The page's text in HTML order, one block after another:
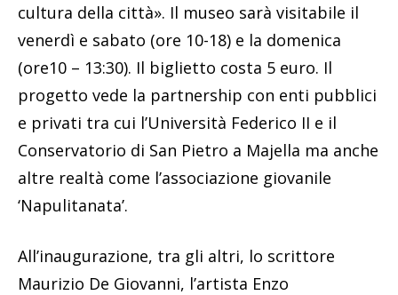
cultura della città». Il museo sarà visitabile il
venerdì e sabato (ore 10-18) e la domenica
(ore10 – 13:30). Il biglietto costa 5 euro. Il
progetto vede la partnership con enti pubblici
e privati tra cui l’Università Federico II e il
Conservatorio di San Pietro a Majella ma anche
altre realtà come l’associazione giovanile
‘Napulitanata’.
All’inaugurazione, tra gli altri, lo scrittore
Maurizio De Giovanni, l’artista Enzo